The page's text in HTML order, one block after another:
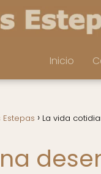
Inicio
La vida